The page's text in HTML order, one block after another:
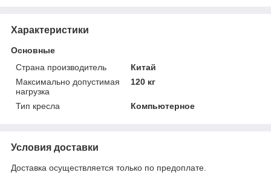
Характеристики
Основные
Страна производитель
Китай
Максимально допустимая
нагрузка
120 кг
Тип кресла Компьютерное
Условия доставки
Доставка осуществляется только по предоплате.